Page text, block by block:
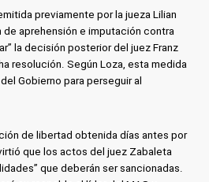
previamente por la jueza Lilian
de aprehensión e imputación contra
la decisión posterior del juez Franz
resolución. Según Loza, esta medida
Gobierno para perseguir al
de libertad obtenida días antes por
que los actos del juez Zabaleta
que deberán ser sancionadas.